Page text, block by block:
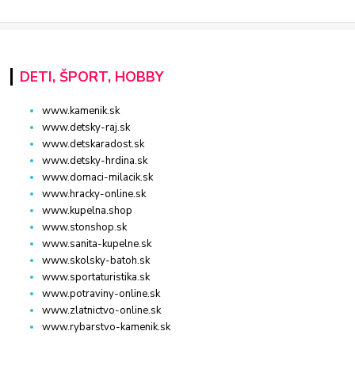
DETI, ŠPORT, HOBBY
www.kamenik.sk
www.detsky-raj.sk
www.detskaradost.sk
www.detsky-hrdina.sk
www.domaci-milacik.sk
www.hracky-online.sk
www.kupelna.shop
www.stonshop.sk
www.sanita-kupelne.sk
www.skolsky-batoh.sk
www.sportaturistika.sk
www.potraviny-online.sk
www.zlatnictvo-online.sk
www.rybarstvo-kamenik.sk